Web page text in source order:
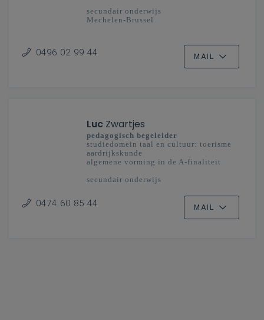
secundair onderwijs
Mechelen-Brussel
0496 02 99 44 MAIL
Luc Zwartjes
pedagogisch begeleider
studiedomein taal en cultuur: toerisme
aardrijkskunde
algemene vorming in de A-finaliteit
secundair onderwijs
0474 60 85 44 MAIL